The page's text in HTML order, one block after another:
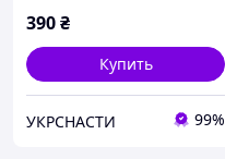
390₴
Купить
УКРСНАСТИ 99%